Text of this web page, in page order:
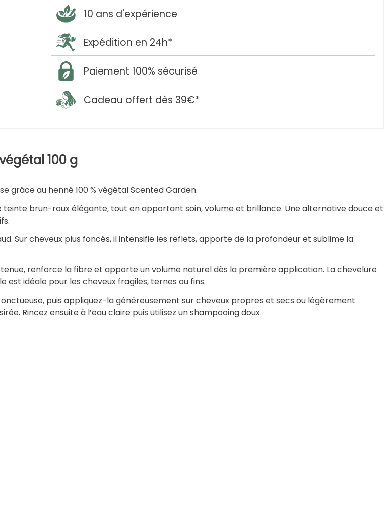
10 ans d'expérience
Expédition en 24h*
Paiement 100% sécurisé
Cadeau offert dès 39€*
100 g
grâce au henné 100 % végétal Scented Garden.
brun-roux élégante, tout en apportant soin, volume et brillance. Une alternative douce et
Sur cheveux plus foncés, il intensifie les reflets, apporte de la profondeur et sublime la
renforce la fibre et apporte un volume naturel dès la première application. La chevelure
idéale pour les cheveux fragiles, ternes ou fins.
puis appliquez-la généreusement sur cheveux propres et secs ou légèrement
Rincez ensuite à l’eau claire puis utilisez un shampooing doux.